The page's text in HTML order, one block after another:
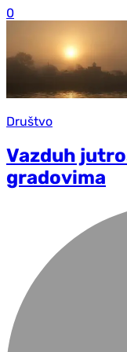
0
Društvo
Vazduh
gradovima